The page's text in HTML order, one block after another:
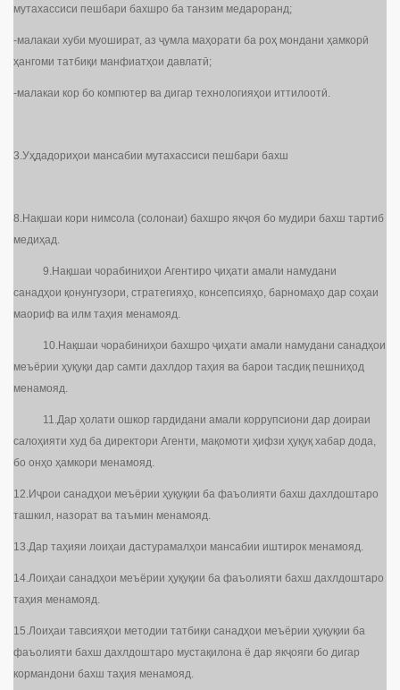
мутахассиси пешбари бахшро ба танзим медароранд;
-малакаи хуби муошират, аз ҷумла маҳорати ба роҳ мондани ҳамкорӣ
ҳангоми татбиқи манфиатҳои давлатӣ;
-малакаи кор бо компютер ва дигар технологияҳои иттилоотӣ.
3.Уҳдадориҳои мансабии мутахассиси пешбари бахш
8.Нақшаи кори нимсола (солонаи) бахшро якҷоя бо мудири бахш тартиб
медиҳад.
9.Нақшаи чорабиниҳои Агентиро ҷиҳати амали намудани
санадҳои қонунгузори, стратегияҳо, консепсияҳо, барномаҳо дар соҳаи
маориф ва илм таҳия менамояд.
10.Нақшаи чорабиниҳои бахшро ҷиҳати амали намудани санадҳои
меъёрии ҳуқуқи дар самти дахлдор таҳия ва барои тасдиқ пешниҳод
менамояд.
11.Дар ҳолати ошкор гардидани амали коррупсиони дар доираи
салоҳияти худ ба директори Агенти, мақомоти ҳифзи ҳуқуқ хабар дода,
бо онҳо ҳамкори менамояд.
12.Иҷрои санадҳои меъёрии ҳуқуқии ба фаъолияти бахш дахлдоштаро
ташкил, назорат ва таъмин менамояд.
13.Дар таҳияи лоиҳаи дастурамалҳои мансабии иштирок менамояд.
14.Лоиҳаи санадҳои меъёрии ҳуқуқии ба фаъолияти бахш дахлдоштаро
таҳия менамояд.
15.Лоиҳаи тавсияҳои методии татбиқи санадҳои меъёрии ҳуқуқии ба
фаъолияти бахш дахлдоштаро мустақилона ё дар якҷояги бо дигар
кормандони бахш таҳия менамояд.